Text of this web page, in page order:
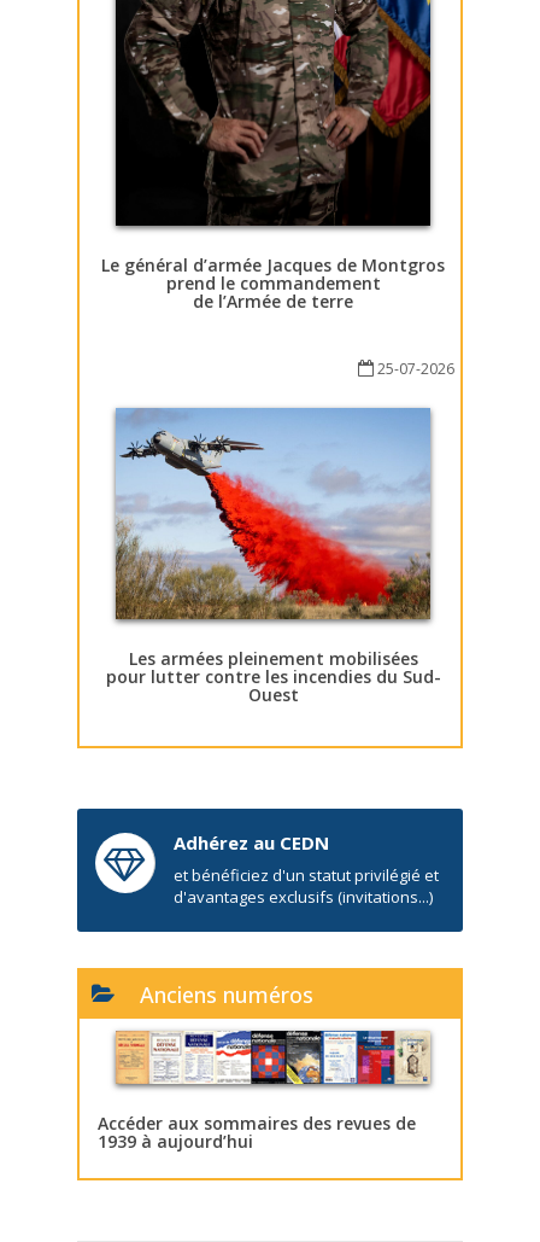
Le général d’armée Jacques de Montgros
prend le commandement
de l’Armée de terre
25-07-2026
Les armées pleinement mobilisées
pour lutter contre les incendies du Sud-
Ouest
Adhérez au CEDN
et bénéficiez d'un statut privilégié et
d'avantages exclusifs (invitations...)
Anciens numéros
Accéder aux sommaires des revues de
1939 à aujourd’hui